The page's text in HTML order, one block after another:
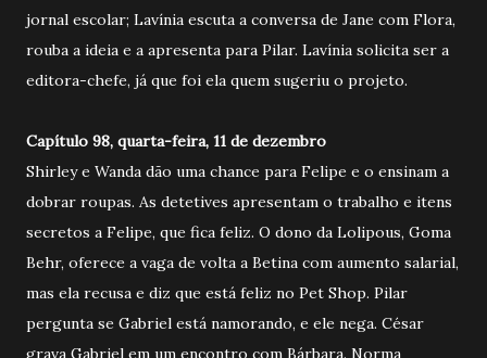
jornal escolar; Lavínia escuta a conversa de Jane com Flora,
rouba a ideia e a apresenta para Pilar. Lavínia solicita ser a
editora-chefe, já que foi ela quem sugeriu o projeto.
Capítulo 98, quarta-feira, 11 de dezembro
Shirley e Wanda dão uma chance para Felipe e o ensinam a
dobrar roupas. As detetives apresentam o trabalho e itens
secretos a Felipe, que fica feliz. O dono da Lolipous, Goma
Behr, oferece a vaga de volta a Betina com aumento salarial,
mas ela recusa e diz que está feliz no Pet Shop. Pilar
pergunta se Gabriel está namorando, e ele nega. César
grava Gabriel em um encontro com Bárbara. Norma